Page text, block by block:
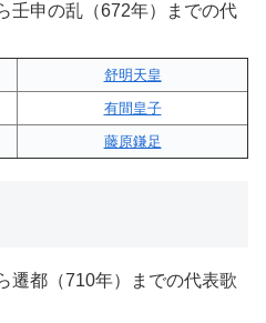
壬申の乱（672年）までの代
舒明天皇
有間皇子
藤原鎌足
遷都（710年）までの代表歌